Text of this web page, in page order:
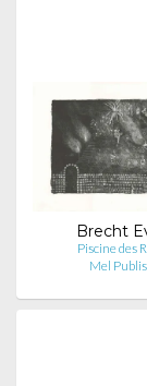
Brecht
Piscine des
Mel